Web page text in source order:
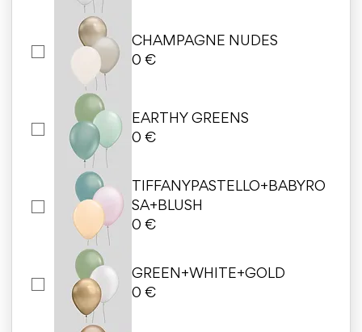
CHAMPAGNE NUDES
0 €
EARTHY GREENS
0 €
TIFFANYPASTELLO+BABYRO
SA+BLUSH
0 €
GREEN+WHITE+GOLD
0 €